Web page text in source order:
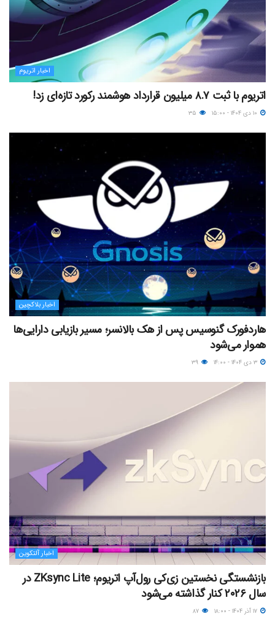
اخبار اتریوم
اتریوم با ثبت ۸.۷ میلیون قرارداد هوشمند رکورد تازه‌ای زد!
اخبار بلاکچین
هاردفورک گنوسیس پس از هک بالانسر؛ مسیر بازیابی دارایی‌ها
هموار می‌شود
اخبار آلتکوین
بازنشستگی نخستین زی‌کی رول‌آپ اتریوم؛ ZKsync Lite در
سال ۲۰۲۶ کنار گذاشته می‌شود